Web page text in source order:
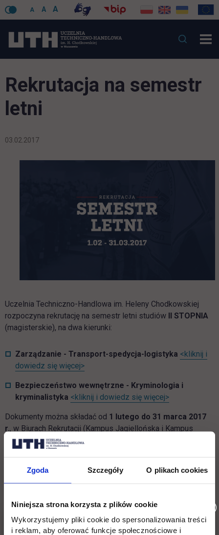
Zgoda Szczegóły O plikach cookies
Niniejsza strona korzysta z plików cookie
Wykorzystujemy pliki cookie do spersonalizowania treści
i reklam, aby oferować funkcje społecznościowe i
A A A
Rekrutacja na semestr
letni
03.02.2017
Uczelnia Techniczno-Handlowa im. Heleny Chodkowskiej
rozpoczyna rekrutację na semestr letni studiów II STOPNIA
(magisterskie), na dwa kierunki:
Zarządzanie - Transport-spedycja-logistyka <kliknij i
dowiedz się więcej>link otwiera się w nowej karcie
Bezpieczeństwo wewnętrzne - Kryminologia i
kryminalistyka <kliknij i dowiedz się więcej>link otwiera
Dokumenty można składać od 1 lutego do 31 marca 2017
r., w Biurach Rekrutacji (Kampus Jagiellońska i Kampus
Jerozolimskie).
Masz pytania? Potrzebujesz więcej informacji?
Napisz: rekrutacja@uth.edu.pllink otwiera się w nowej karcie